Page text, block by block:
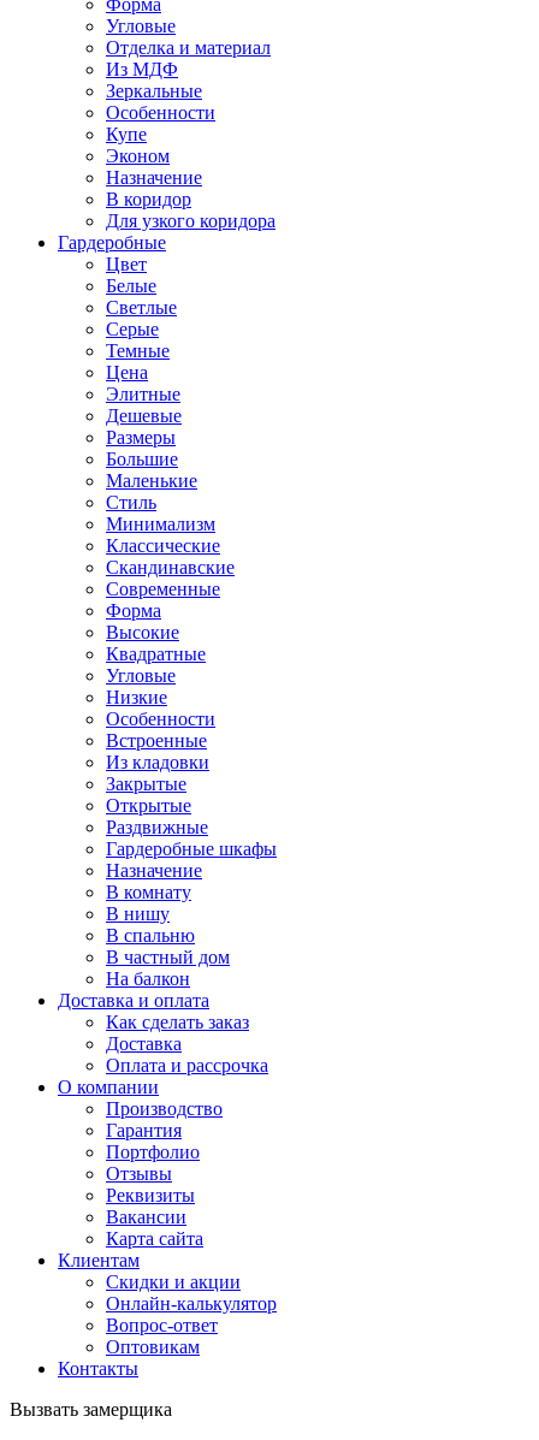
Форма
Угловые
Отделка и материал
Из МДФ
Зеркальные
Особенности
Купе
Эконом
Назначение
В коридор
Для узкого коридора
Гардеробные
Цвет
Белые
Светлые
Серые
Темные
Цена
Элитные
Дешевые
Размеры
Большие
Маленькие
Стиль
Минимализм
Классические
Скандинавские
Современные
Форма
Высокие
Квадратные
Угловые
Низкие
Особенности
Встроенные
Из кладовки
Закрытые
Открытые
Раздвижные
Гардеробные шкафы
Назначение
В комнату
В нишу
В спальню
В частный дом
На балкон
Доставка и оплата
Как сделать заказ
Доставка
Оплата и рассрочка
О компании
Производство
Гарантия
Портфолио
Отзывы
Реквизиты
Вакансии
Карта сайта
Клиентам
Скидки и акции
Онлайн-калькулятор
Вопрос-ответ
Оптовикам
Контакты
Вызвать замерщика